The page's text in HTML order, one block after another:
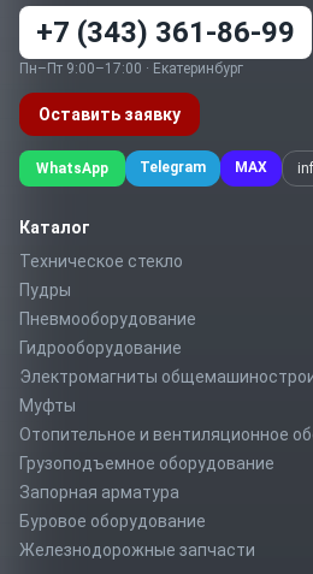
+7 (343) 361-86-99
Пн–Пт 9:00–17:00 · Екатеринбург
Оставить заявку
WhatsApp Telegram MAX
Каталог
Техническое стекло
Пудры
Пневмооборудование
Гидрооборудование
Электромагниты
Муфты
Отопительное и вентиляционное
Грузоподъемное оборудование
Запорная арматура
Буровое оборудование
Железнодорожные запчасти